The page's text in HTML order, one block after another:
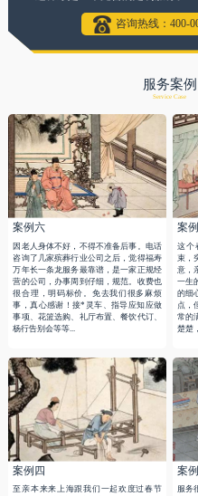
咨询热线：400-
服务案例
Service Case
案例六
因老人身体不好，不得不准备后事。电话
咨询了几家殡葬行业公司之后，觉得福寿
万年长一条龙服务最靠谱，是一家正规经
营的公司，办事周到仔细，规范。收费也
很合理，明码标价。免去我们很多麻烦
事，真心感谢！接*灵车、指导应知应做
事项、花篮选购、礼厅布置、餐饮代订、
杨行告别会等等...
案
这个
束，
意，
一生
的细
点，
常的
楚楚
案例四
至亲本来来上海跟我们一起欢度过春节
案
服务